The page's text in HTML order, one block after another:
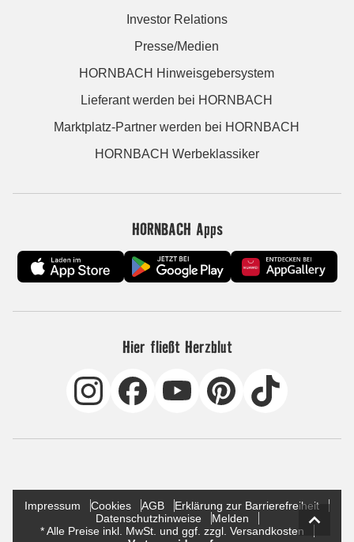
Investor Relations
Presse/Medien
HORNBACH Hinweisgebersystem
Lieferant werden bei HORNBACH
Marktplatz-Partner werden bei HORNBACH
HORNBACH Werbeklassiker
HORNBACH Apps
Hier fließt Herzblut
Impressum Cookies AGB
Erklärung zur Barrierefreiheit
Datenschutzhinweise
Melden
* Alle Preise inkl. MwSt. und ggf. zzgl. Versandkosten